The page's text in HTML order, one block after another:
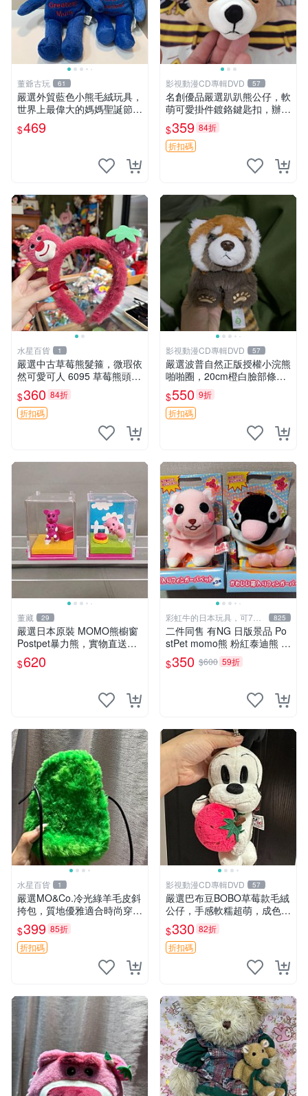
董爺古玩 61
嚴選外貿藍色小熊毛絨玩具，
世界上最偉大的媽媽聖誕節推
薦禮物 五角星 兒童玩具 母親
節
$469
影視動漫CD專輯DVD 57
名創優品嚴選趴趴熊公仔，軟
萌可愛掛件鍍鉻鍵匙扣，辦公
放松好選擇 趴趴熊 鍍鉻鍵匙
扣 萬用掛件
$359 84折
折扣碼
水星百貨 1
嚴選中古草莓熊髮箍，微瑕依
然可愛可人 6095 草莓熊頭飾
中古髮圈 熊寶 寶寶 娃娃熊髮
箍 中古收藏 玩具髮夾
$360 84折
折扣碼
影視動漫CD專輯DVD 57
嚴選波普自然正版授權小浣熊
啪啪圈，20cm橙白臉部條紋
清晰，毛絨超萌贈品推薦。
小浣熊 波普 圈環
$550 9折
折扣碼
董藏 29
嚴選日本原裝 MOMO熊櫥窗
Postpet暴力熊，實物直送新
臺灣。MOMO熊 暴力熊 熊貓
櫥窗
$620
彩虹牛的日本玩具，可7取
付
825
二件同售 有NG 日版景品 Po
stPet momo熊 粉紅泰迪熊 妹
妹 comomo 企鵝 娃娃 布偶
手指頭 娃娃
$350 $600 59折
水星百貨 1
嚴選MO&Co.冷光綠羊毛皮斜
挎包，質地優雅適合時尚穿搭
冷光綠 皮包 斜挎包
$399 85折
折扣碼
影視動漫CD專輯DVD 57
嚴選巴布豆BOBO草莓款毛絨
公仔，手感軟糯超萌，成色優
良適合作為收藏品或包包配
飾。可視頻確認詳情。 巴布
豆 BOBO 草莓 毛絨公仔 收藏
$330 82折
折扣碼